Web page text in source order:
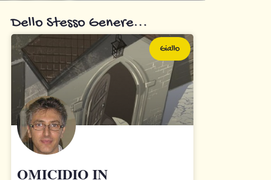
Dello Stesso Genere...
Giallo
OMICIDIO IN